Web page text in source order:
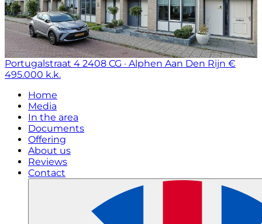
Portugalstraat 4 2408 CG · Alphen Aan Den Rijn €
495.000 k.k.
Home
Media
In the area
Documents
Offering
About us
Reviews
Contact